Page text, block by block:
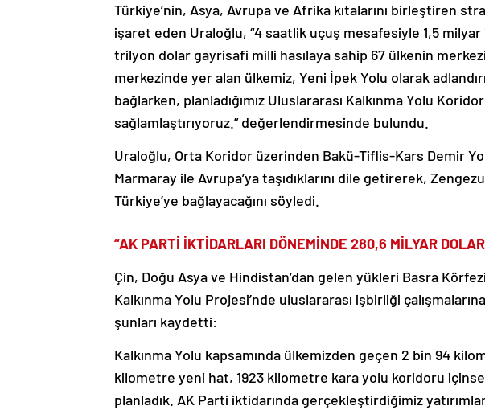
Türkiye’nin, Asya, Avrupa ve Afrika kıtalarını birleştiren
işaret eden Uraloğlu, “4 saatlik uçuş mesafesiyle 1,5 milyar
trilyon dolar gayrisafi milli hasılaya sahip 67 ülkenin
merkezinde yer alan ülkemiz, Yeni İpek Yolu olarak
bağlarken, planladığımız Uluslararası Kalkınma Yolu
sağlamlaştırıyoruz.” değerlendirmesinde bulundu.
Uraloğlu, Orta Koridor üzerinden Bakü-Tiflis-Kars Demir
Marmaray ile Avrupa’ya taşıdıklarını dile getirerek,
Türkiye’ye bağlayacağını söyledi.
“AK PARTİ İKTİDARLARI DÖNEMİNDE 280,6 MİLYAR
Çin, Doğu Asya ve Hindistan’dan gelen yükleri Basra
Kalkınma Yolu Projesi’nde uluslararası işbirliği
şunları kaydetti:
Kalkınma Yolu kapsamında ülkemizden geçen 2 bin 94
kilometre yeni hat, 1923 kilometre kara yolu koridoru
planladık. AK Parti iktidarında gerçekleştirdiğimiz